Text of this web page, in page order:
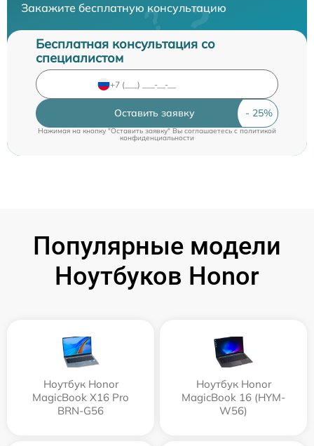
Закажите бесплатную консультацию
Бесплатная консультация со
специалистом
Оставить заявку
Нажимая на кнопку "Оставить заявку" Вы соглашаетесь c политикой
конфиденциальности
Популярные модели
Ноутбуков Honor
Ноутбук Honor
MagicBook X16 Pro
BRN-G56
Ноутбук Honor
MagicBook 16 (HYM-
W56)